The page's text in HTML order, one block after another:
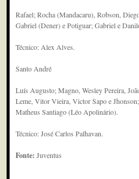
Rafael; Rocha (Mandacaru), Robson,
Gabriel (Dener) e Potiguar; Gabriel e
Técnico: Alex Alves.
Santo André
Luís Augusto; Magno, Wesley Pereira,
Leme, Vitor Vieira, Victor Sapo e
Matheus Santiago (Léo Apolinário).
Técnico: José Carlos Palhavan.
Fonte:Juventus